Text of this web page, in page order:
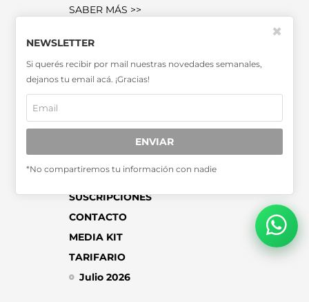
SABER MÁS >>
Miembro de la Asociación de
SUSCRIPCIONES
CONTACTO
MEDIA KIT
TARIFARIO
Julio 2026
NEWSLETTER
Si querés recibir por mail nuestras novedades semanales,
dejanos tu email acá. ¡Gracias!
ENVIAR
*No compartiremos tu información con nadie
✖